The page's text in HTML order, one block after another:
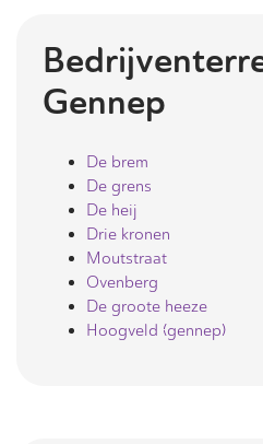
Gennep
De brem
De grens
De heij
Drie kronen
Moutstraat
Ovenberg
De groote heeze
Hoogveld (gennep)